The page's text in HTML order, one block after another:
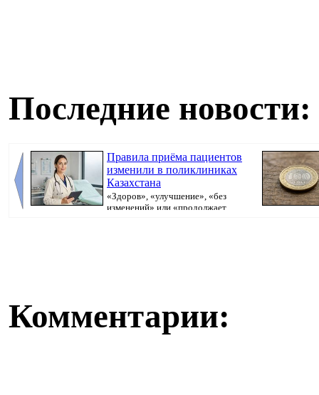
Последние новости:
Правила приёма пациентов
изменили в поликлиниках
Казахстана
«Здоров», «улучшение», «без
изменений» или «продолжает
Комментарии: